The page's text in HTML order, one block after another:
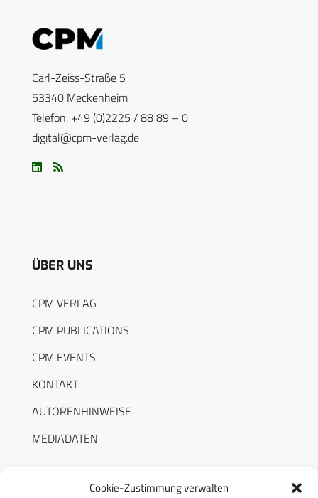
Cookie-Zustimmung verwalten
Carl-Zeiss-Straße 5
53340 Meckenheim
Telefon: +49 (0)2225 / 88 89 – 0
digital@cpm-verlag.de
ÜBER UNS
CPM VERLAG
CPM PUBLICATIONS
CPM EVENTS
KONTAKT
AUTORENHINWEISE
MEDIADATEN